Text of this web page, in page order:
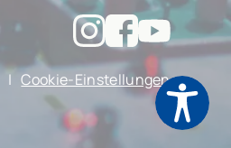
| Cookie-Einstellungen